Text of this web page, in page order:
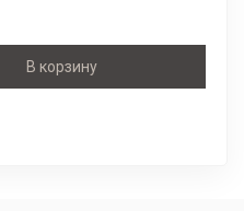
В корзину